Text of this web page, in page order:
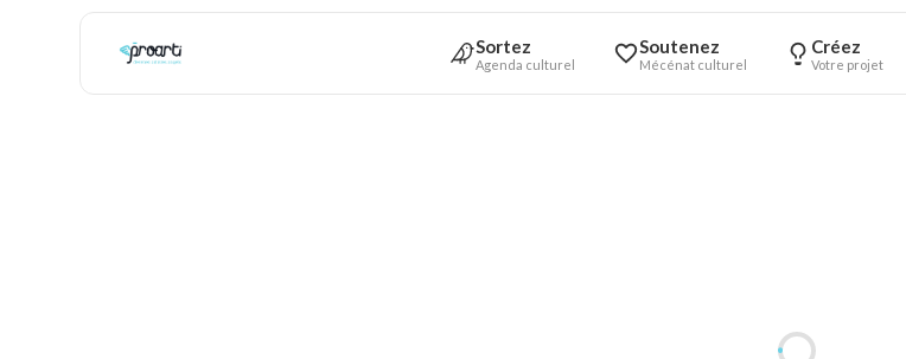
Sortez
Agenda culturel
Soutenez
Mécénat culturel
Créez
Votre projet